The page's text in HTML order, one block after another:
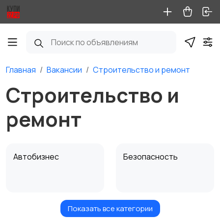
Главная Вакансии Строительство и ремонт
Строительство и
ремонт
Автобизнес Безопасность
Бытовые услуги и
Высший менеджмент
Показать все категории